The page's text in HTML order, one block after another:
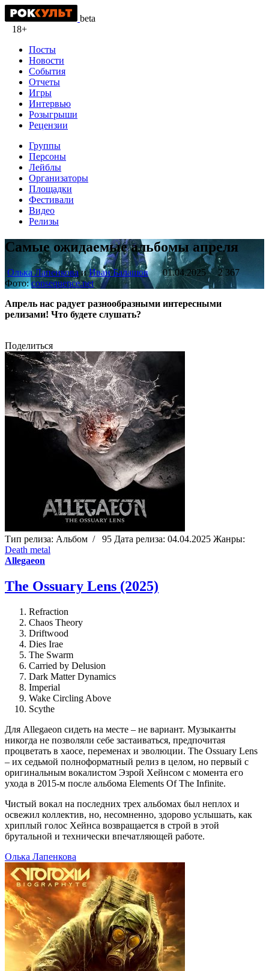
beta
18+
Посты
Новости
События
Отчеты
Игры
Интервью
Розыгрыши
Рецензии
Группы
Персоны
Лейблы
Организаторы
Площадки
Фестивали
Видео
Релизы
Самые ожидаемые альбомы апреля
Олька ЛапенковаиИван Балашов 01.04.2025
2 367
Фото:consequence.net
Апрель нас радует разнообразными интересными
релизами! Что будете слушать?
Поделиться
Тип релиза: Альбом / 95 Дата релиза: 04.04.2025 Жанры:
Death metal
Allegaeon
The Ossuary Lens (2025)
Refraction
Chaos Theory
Driftwood
Dies Irae
The Swarm
Carried by Delusion
Dark Matter Dynamics
Imperial
Wake Circling Above
Scythe
Для Allegaeon сидеть на месте – не вариант. Музыканты
никогда не позволяли себе застаиваться, предпочитая
процветать в хаосе, переменах и эволюции. The Ossuary Lens
– их седьмой полноформатный релиз в целом, но первый с
оригинальным вокалистом Эзрой Хейнсом с момента его
ухода в 2015-м после альбома Elements Of The Infinite.
Чистый вокал на последних трех альбомах был неплох и
освежил коллектив, но, несомненно, здорово услышать, как
хриплый голос Хейнса возвращается в строй в этой
брутальной и технически впечатляющей работе.
Олька Лапенкова